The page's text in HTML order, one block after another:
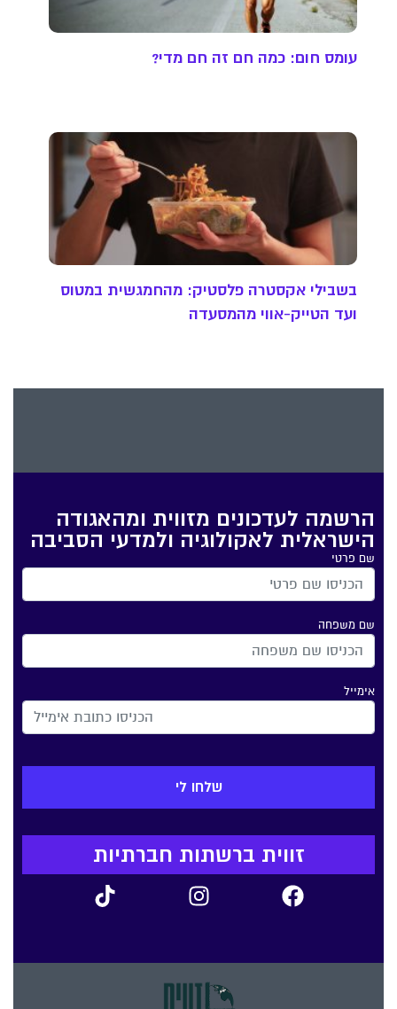
עומס חום: כמה חם זה חם מדי?
בשבילי אקסטרה פלסטיק: מהחמגשית במטוס
ועד הטייק-אווי מהמסעדה
הרשמה לעדכונים מזווית ומהאגודה
הישראלית לאקולוגיה ולמדעי הסביבה
שם פרטי
שם משפחה
אימייל
זווית ברשתות חברתיות